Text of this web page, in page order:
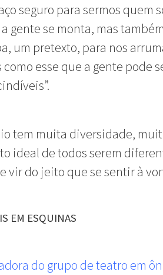
seguro para sermos quem
gente se monta, mas
um pretexto, para nos
como esse que a gente pode
tem muita diversidade,
ideal de todos serem
vir do jeito que se sentir à
EM ESQUINAS
do grupo de teatro em